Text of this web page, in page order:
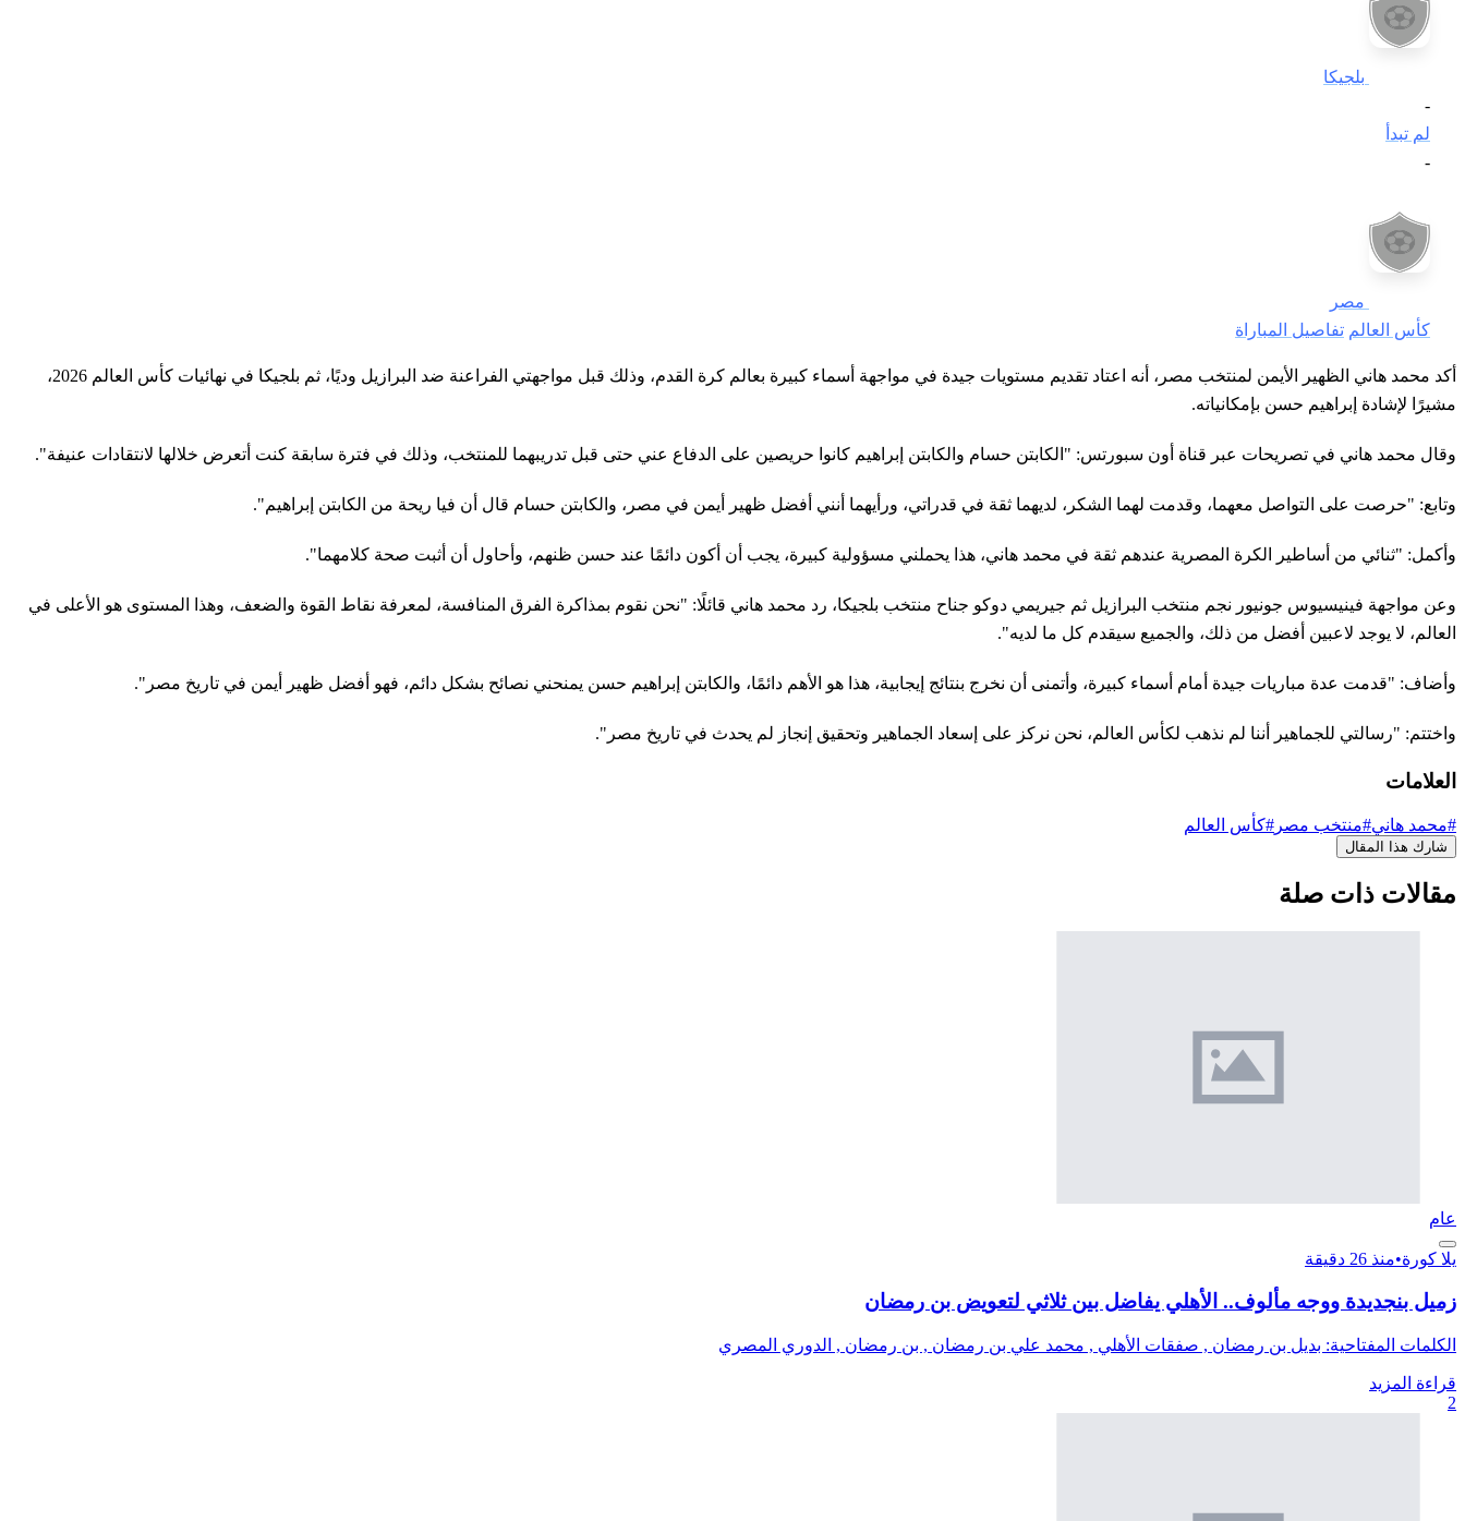
بلجيكا
-
لم تبدأ
-
مصر
كأس العالم تفاصيل المباراة
أكد محمد هاني الظهير الأيمن لمنتخب مصر، أنه اعتاد تقديم مستويات جيدة في مواجهة أسماء كبيرة بعالم كرة القدم، وذلك قبل مواجهتي الفراعنة ضد البرازيل وديًا، ثم بلجيكا في نهائيات كأس العالم 2026،
مشيرًا لإشادة إبراهيم حسن بإمكانياته.
وقال محمد هاني في تصريحات عبر قناة أون سبورتس: "الكابتن حسام والكابتن إبراهيم كانوا حريصين على الدفاع عني حتى قبل تدريبهما للمنتخب، وذلك في فترة سابقة كنت أتعرض خلالها لانتقادات عنيفة".
وتابع: "حرصت على التواصل معهما، وقدمت لهما الشكر، لديهما ثقة في قدراتي، ورأيهما أنني أفضل ظهير أيمن في مصر، والكابتن حسام قال أن فيا ريحة من الكابتن إبراهيم".
وأكمل: "ثنائي من أساطير الكرة المصرية عندهم ثقة في محمد هاني، هذا يحملني مسؤولية كبيرة، يجب أن أكون دائمًا عند حسن ظنهم، وأحاول أن أثبت صحة كلامهما".
وعن مواجهة فينيسيوس جونيور نجم منتخب البرازيل ثم جيريمي دوكو جناح منتخب بلجيكا، رد محمد هاني قائلًا: "نحن نقوم بمذاكرة الفرق المنافسة، لمعرفة نقاط القوة والضعف، وهذا المستوى هو الأعلى في
العالم، لا يوجد لاعبين أفضل من ذلك، والجميع سيقدم كل ما لديه".
وأضاف: "قدمت عدة مباريات جيدة أمام أسماء كبيرة، وأتمنى أن نخرج بنتائج إيجابية، هذا هو الأهم دائمًا، والكابتن إبراهيم حسن يمنحني نصائح بشكل دائم، فهو أفضل ظهير أيمن في تاريخ مصر".
واختتم: "رسالتي للجماهير أننا لم نذهب لكأس العالم، نحن نركز على إسعاد الجماهير وتحقيق إنجاز لم يحدث في تاريخ مصر".
العلامات
#محمد هاني#منتخب مصر #كأس العالم
شارك هذا المقال
مقالات ذات صلة
عام
يلا كورة•منذ 26 دقيقة
زميل بنجديدة ووجه مألوف.. الأهلي يفاضل بين ثلاثي لتعويض بن رمضان
الكلمات المفتاحية: بديل بن رمضان , صفقات الأهلي , محمد علي بن رمضان , بن رمضان , الدوري المصري
قراءة المزيد
2